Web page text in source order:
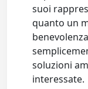
suoi
quanto un
soluzioni
interessate.